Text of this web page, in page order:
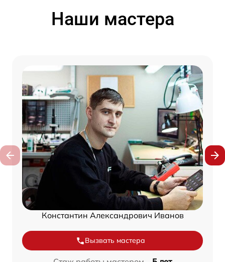
Наши мастера
Константин Александрович Иванов
Вызвать мастера